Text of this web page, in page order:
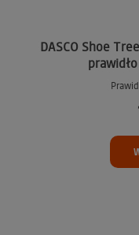
DASCO Shoe